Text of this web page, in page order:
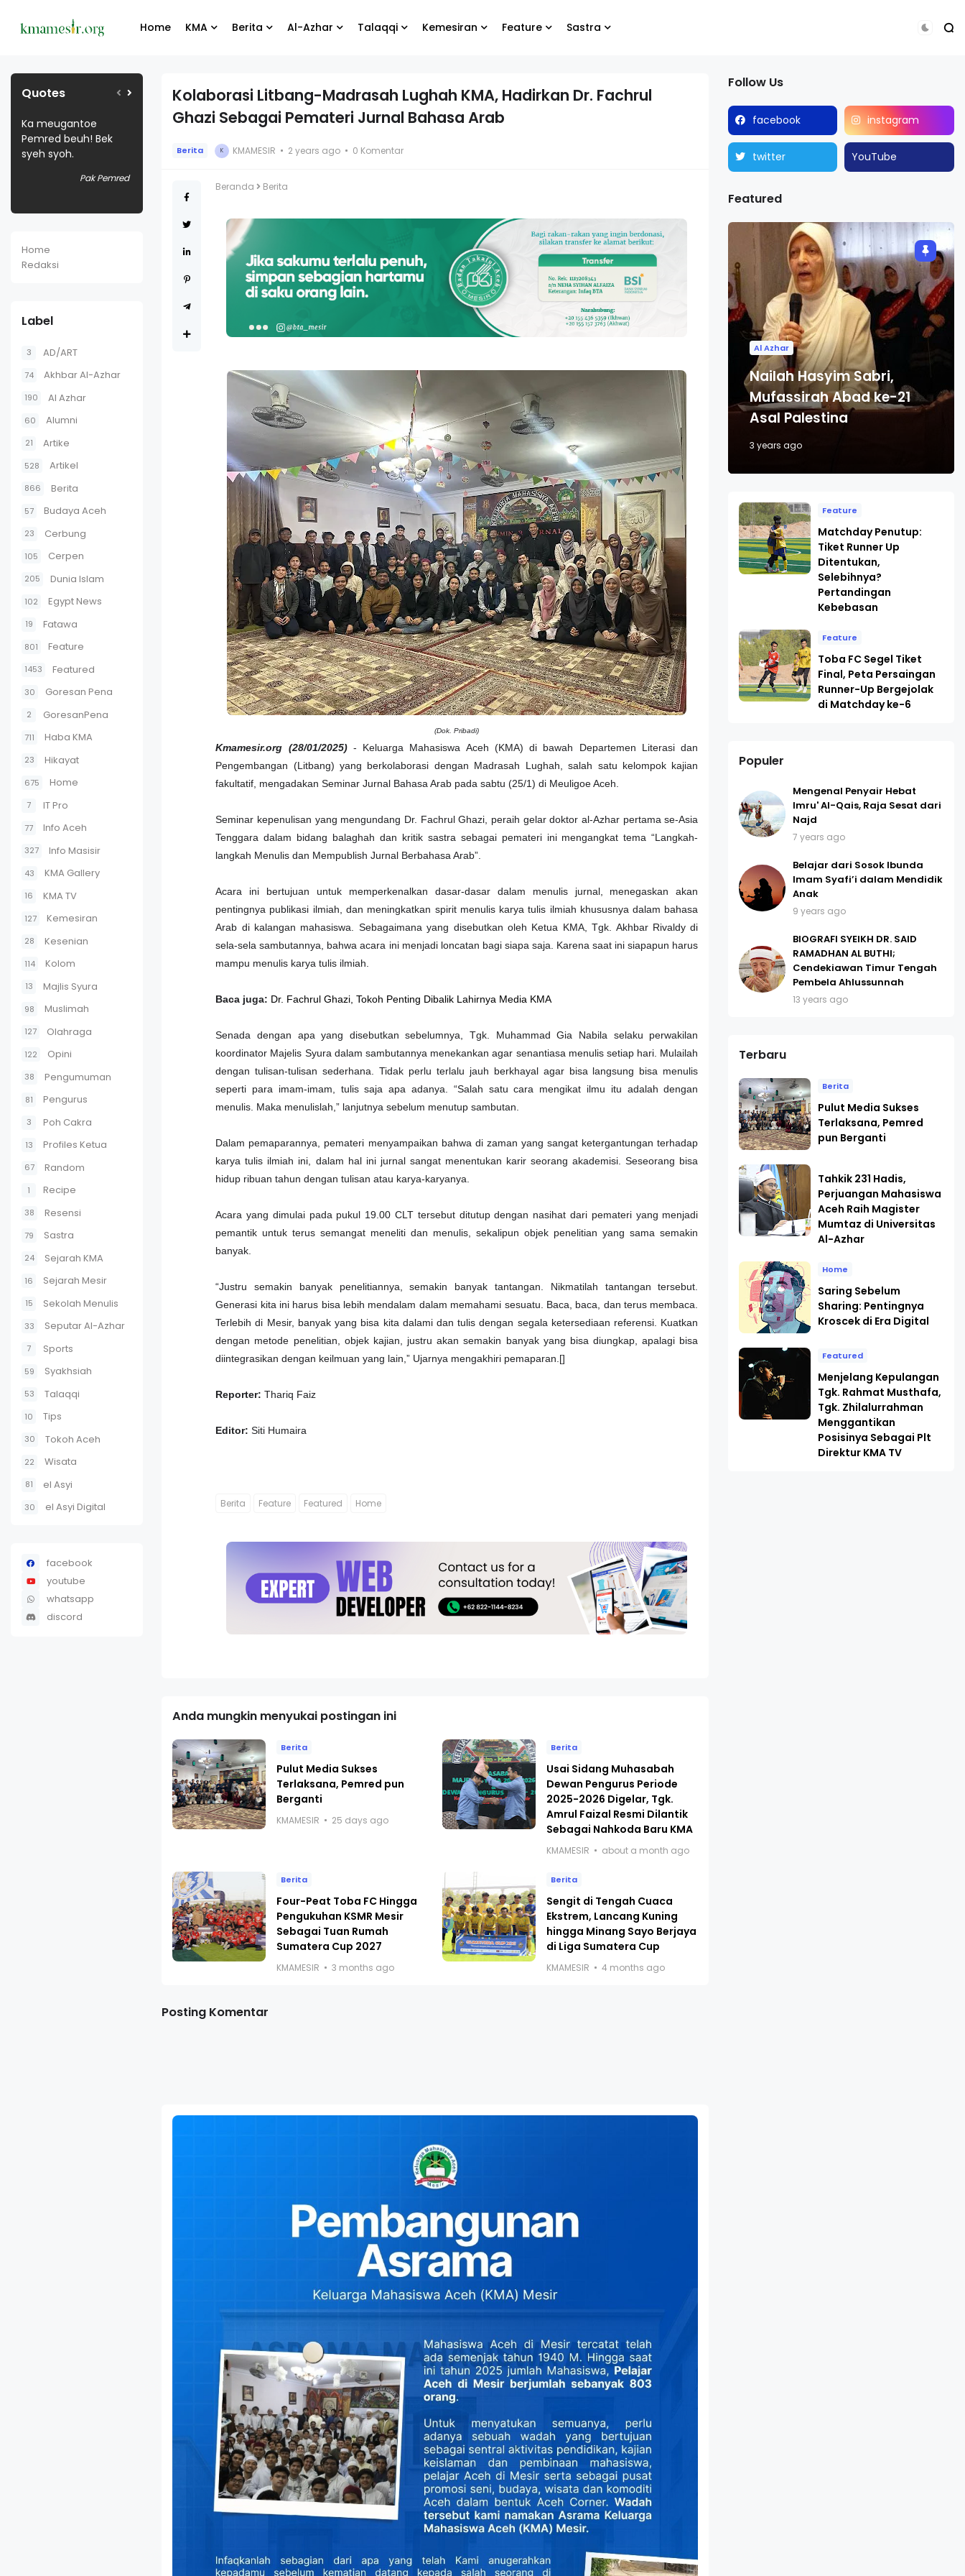
Home KMA Berita Al-Azhar Talaqqi Kemesiran Feature Sastra
Quotes
Eh Malam Bek
Meugadang
When you give joy to
more joy in return.
Selamat bergabung
Kmamesir.org
Biarlah yang lain
penting kamu tetap
Home
Redaksi
Label
3 AD/ART
74 Akhbar Al-Azhar
190 Al Azhar
60 Alumni
21 Artike
528 Artikel
866 Berita
57 Budaya Aceh
23 Cerbung
105 Cerpen
205 Dunia Islam
102 Egypt News
19 Fatawa
801 Feature
1453 Featured
30 Goresan Pena
2 GoresanPena
711 Haba KMA
23 Hikayat
675 Home
7 IT Pro
77 Info Aceh
327 Info Masisir
43 KMA Gallery
16 KMA TV
127 Kemesiran
28 Kesenian
114 Kolom
13 Majlis Syura
98 Muslimah
127 Olahraga
122 Opini
38 Pengumuman
81 Pengurus
3 Poh Cakra
13 Profiles Ketua
67 Random
1 Recipe
38 Resensi
79 Sastra
24 Sejarah KMA
16 Sejarah Mesir
15 Sekolah Menulis
33 Seputar Al-Azhar
7 Sports
59 Syakhsiah
53 Talaqqi
10 Tips
30 Tokoh Aceh
22 Wisata
81 el Asyi
30 el Asyi Digital
facebook
youtube
whatsapp
discord
Kolaborasi Litbang-Madrasah Lughah KMA, Hadirkan Dr. Fachrul
Ghazi Sebagai Pemateri Jurnal Bahasa Arab
Berita K KMAMESIR 2 years ago 0 Komentar
Beranda Berita
(Dok. Pribadi)
Kmamesir.org (28/01/2025)- Keluarga Mahasiswa Aceh (KMA) di bawah Departemen Literasi dan
Pengembangan (Litbang) yang berkolaborasi dengan Madrasah Lughah, salah satu kelompok kajian
fakultatif, mengadakan Seminar Jurnal Bahasa Arab pada sabtu (25/1) di Meuligoe Aceh.
Seminar kepenulisan yang mengundang Dr. Fachrul Ghazi, peraih gelar doktor al-Azhar pertama se-Asia
Tenggara dalam bidang balaghah dan kritik sastra sebagai pemateri ini mengangkat tema “Langkah-
langkah Menulis dan Mempublish Jurnal Berbahasa Arab”.
Acara ini bertujuan untuk memperkenalkan dasar-dasar dalam menulis jurnal, menegaskan akan
pentingnya publikasi ilmiah, dan meningkatkan spirit menulis karya tulis ilmiah khususnya dalam bahasa
Arab di kalangan mahasiswa. Sebagaimana yang disebutkan oleh Ketua KMA, Tgk. Akhbar Rivaldy di
sela-sela sambutannya, bahwa acara ini menjadi loncatan bagi siapa saja. Karena saat ini siapapun harus
mampu menulis karya tulis ilmiah.
Baca juga: Dr. Fachrul Ghazi, Tokoh Penting Dibalik Lahirnya Media KMA
Senada dengan apa yang disebutkan sebelumnya, Tgk. Muhammad Gia Nabila selaku perwakilan
koordinator Majelis Syura dalam sambutannya menekankan agar senantiasa menulis setiap hari. Mulailah
dengan tulisan-tulisan sederhana. Tidak perlu terlalu jauh berkhayal agar bisa langsung bisa menulis
seperti para imam-imam, tulis saja apa adanya. “Salah satu cara mengikat ilmu itu adalah dengan
menulis. Maka menulislah,” lanjutnya sebelum menutup sambutan.
Dalam pemaparannya, pemateri menyampaikan bahwa di zaman yang sangat ketergantungan terhadap
karya tulis ilmiah ini, dalam hal ini jurnal sangat menentukan karir seorang akademisi. Seseorang bisa
hidup ribuan tahun dengan tulisan atau karya-karyanya.
Acara yang dimulai pada pukul 19.00 CLT tersebut ditutup dengan nasihat dari pemateri yang menjadi
pemantik untuk terus semangat meneliti dan menulis, sekalipun objek penelitian yang sama semakin
banyak.
“Justru semakin banyak penelitiannya, semakin banyak tantangan. Nikmatilah tantangan tersebut.
Generasi kita ini harus bisa lebih mendalam dalam memahami sesuatu. Baca, baca, dan terus membaca.
Terlebih di Mesir, banyak yang bisa kita dalami dan tulis dengan segala ketersediaan referensi. Kuatkan
dengan metode penelitian, objek kajian, justru akan semakin banyak yang bisa diungkap, apalagi bisa
diintegrasikan dengan keilmuan yang lain,” Ujarnya mengakhiri pemaparan.[]
Reporter: Thariq Faiz
Editor: Siti Humaira
Berita Feature Featured Home
Anda mungkin menyukai postingan ini
Berita
Pulut Media Sukses
Terlaksana, Pemred pun
Berganti
KMAMESIR 25 days ago
Berita
Usai Sidang Muhasabah
Dewan Pengurus Periode
2025-2026 Digelar, Tgk.
Amrul Faizal Resmi Dilantik
Sebagai Nahkoda Baru KMA
KMAMESIR about a month ago
Berita
Four-Peat Toba FC Hingga
Pengukuhan KSMR Mesir
Sebagai Tuan Rumah
Sumatera Cup 2027
KMAMESIR 3 months ago
Berita
Sengit di Tengah Cuaca
Ekstrem, Lancang Kuning
hingga Minang Sayo Berjaya
di Liga Sumatera Cup
KMAMESIR 4 months ago
Posting Komentar
Follow Us
facebook instagram
twitter YouTube
Featured
Al Azhar
Nailah Hasyim Sabri,
Mufassirah Abad ke-21
Asal Palestina
3 years ago
Feature
Matchday Penutup:
Tiket Runner Up
Ditentukan,
Selebihnya?
Pertandingan
Kebebasan
Feature
Toba FC Segel Tiket
Final, Peta Persaingan
Runner-Up Bergejolak
di Matchday ke-6
Populer
Mengenal Penyair Hebat
Imru' Al-Qais, Raja Sesat dari
Najd
7 years ago
Belajar dari Sosok Ibunda
Imam Syafi’i dalam Mendidik
Anak
9 years ago
BIOGRAFI SYEIKH DR. SAID
RAMADHAN AL BUTHI;
Cendekiawan Timur Tengah
Pembela Ahlussunnah
13 years ago
Terbaru
Berita
Pulut Media Sukses
Terlaksana, Pemred
pun Berganti
Tahkik 231 Hadis,
Perjuangan Mahasiswa
Aceh Raih Magister
Mumtaz di Universitas
Al-Azhar
Home
Saring Sebelum
Sharing: Pentingnya
Kroscek di Era Digital
Featured
Menjelang Kepulangan
Tgk. Rahmat Musthafa,
Tgk. Zhilalurrahman
Menggantikan
Posisinya Sebagai Plt
Direktur KMA TV